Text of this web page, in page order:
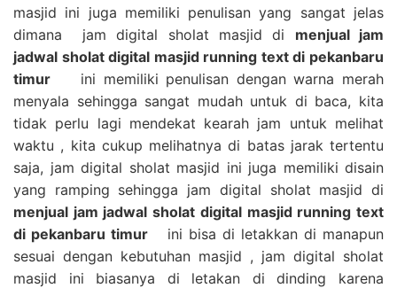
masjid ini juga memiliki penulisan yang sangat jelas
dimana jam digital sholat masjid di menjual jam
jadwal sholat digital masjid running text di pekanbaru
timur ini memiliki penulisan dengan warna merah
menyala sehingga sangat mudah untuk di baca, kita
tidak perlu lagi mendekat kearah jam untuk melihat
waktu , kita cukup melihatnya di batas jarak tertentu
saja, jam digital sholat masjid ini juga memiliki disain
yang ramping sehingga jam digital sholat masjid di
menjual jam jadwal sholat digital masjid running text
di pekanbaru timur ini bisa di letakkan di manapun
sesuai dengan kebutuhan masjid , jam digital sholat
masjid ini biasanya di letakan di dinding karena